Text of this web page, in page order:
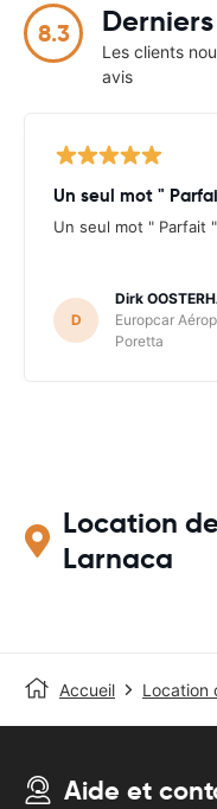
8.3
Les clients
avis
Un seul mot "
Un seul mot " Parfait "
D
Dirk
Europcar
Poretta
Location
Larnaca
Accueil Location
Aide et